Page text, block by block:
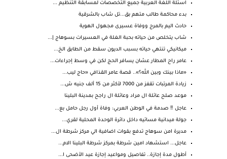
اسئلة اللغة العربية جميع التخصصات لمسابقة التنظيم ...
بدء محاكمة طالب متهم بق...تل شاب بالشرقية
حادث اليم بالمرج ووفاة عسيرى مجهول الهوية
شاب يتخلص من حياته بحبة الغلة في العسيرات بسوهاج |...
ميكانيكي تنتهي حياته بسبب الديون سقط من الطابق الخ...
عامر راح المطار عشان يسافر الحج لكن في وسط إجراءات...
«ماذا بينك وبين الله؟».. قصة عامر القذافي «حاج ليب...
زيادة المرتبات تقفز من 7000 لأكثر من 15 ألف جنيه ش...
موعد صلح عائلة ال مراد وعائلة ال راجح بمدينة البلينا
عاجل ‼️ صدمة في الوطن العربي: وفاة أول رجل حامل بع...
جولة ميدانية مسائيه داخل دائرة الوحدة المحلية لقري...
مديرة امن سوهاج تدفع بقوات اضافية الي مركز شرطة ال...
عاجل... استشهاد امين شرطة بمركز شرطة البلينا الام...
أطول مدة إجازة.. تفاصيل ومواعيد إجازة عيد الأضحى ا...